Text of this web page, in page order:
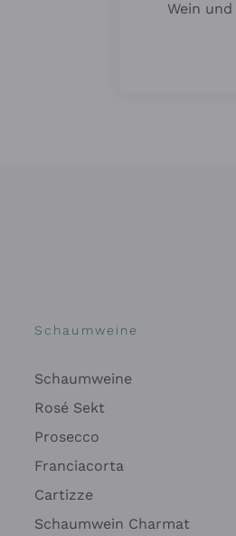
Wein
Schaumweine
Schaumweine
Rosé Sekt
Prosecco
Franciacorta
Cartizze
Schaumwein Charmat